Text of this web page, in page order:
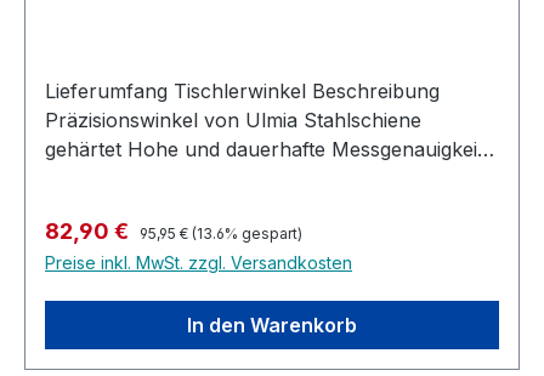
Lieferumfang Tischlerwinkel Beschreibung
Präzisionswinkel von Ulmia Stahlschiene
gehärtet Hohe und dauerhafte Messgenauigkeit
justierbar
Verkaufspreis:
82,90 € Regulärer Preis:
95,95 € (13.6% gespart)
Preise inkl. MwSt. zzgl. Versandkosten
In den Warenkorb